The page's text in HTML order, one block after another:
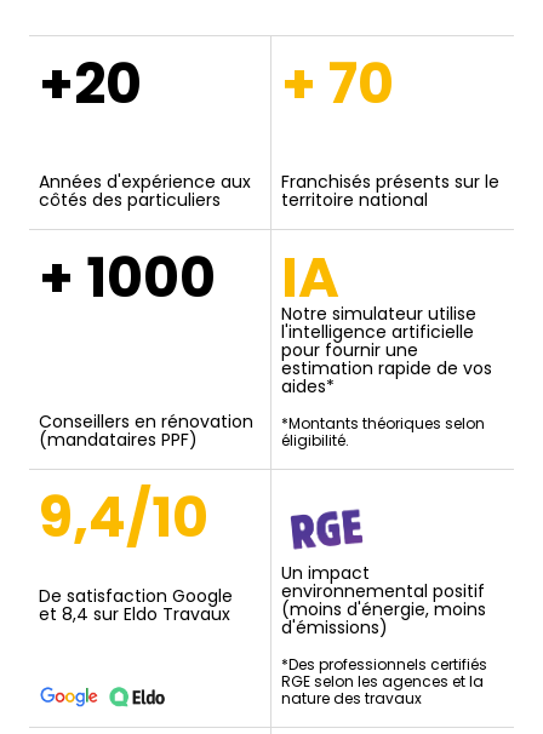
+20
Années d'expérience aux
côtés des particuliers
+ 70
Franchisés présents sur le
territoire national
+ 1000
Conseillers en rénovation
(mandataires PPF)
IA
Notre simulateur utilise
l'intelligence artificielle
pour fournir une
estimation rapide de vos
aides*
*Montants théoriques selon
éligibilité.
9,4/10
De satisfaction Google
et 8,4 sur Eldo Travaux
Un impact
environnemental positif
(moins d'énergie, moins
d'émissions)
*Des professionnels certifiés
RGE selon les agences et la
nature des travaux